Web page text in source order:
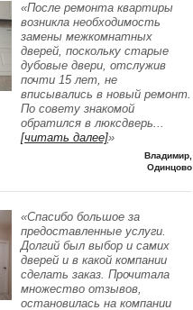
«После ремонта квартиры
возникла необходимость
замены межкомнатных
дверей, поскольку старые
дубовые двери, отслужив
почти 15 лет, не
вписывались в новый ремонт.
По совету знакомой
обратился в люксдверь...
[читать далее]»
Владимир,
Одинцово
«Спасибо большое за
предоставленные услуги.
Долгий был выбор и самих
дверей и в какой компании
сделать заказ. Прочитала
множество отзывов,
остановилась на компании